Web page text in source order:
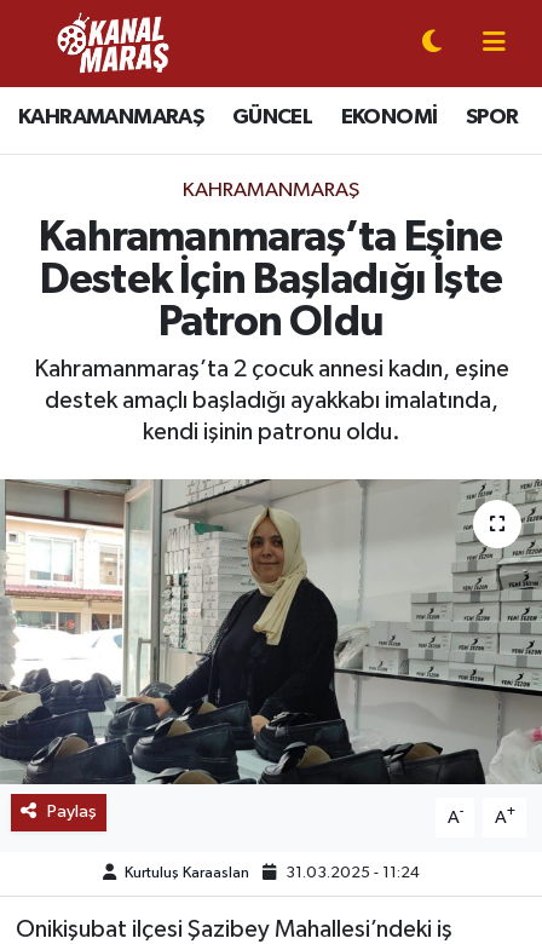
KAHRAMANMARAŞ GÜNCEL EKONOMİ SPOR
KAHRAMANMARAŞ
Kahramanmaraş’ta Eşine
Destek İçin Başladığı İşte
Patron Oldu
Kahramanmaraş’ta 2 çocuk annesi kadın, eşine
destek amaçlı başladığı ayakkabı imalatında,
kendi işinin patronu oldu.
Paylaş A- A+
Kurtuluş Karaaslan 31.03.2025 - 11:24
Onikişubat ilçesi Şazibey Mahallesi’ndeki iş
CANLI YAYIN
KAHRAMANMARAŞ
SPOR
EKONOMİ
MAGAZİN
SAĞLIK
EĞİTİM
BÖLGE
KEŞFET
POPÜLER
DÜNYA
Kahramanmaraş Nöbetçi Eczaneler
Kahramanmaraş Hava Durumu
Kahramanmaraş Trafik Yoğunluk Haritası
Süper Lig Puan Durumu ve Fikstür
Tüm Manşetler
Haber Arşivi